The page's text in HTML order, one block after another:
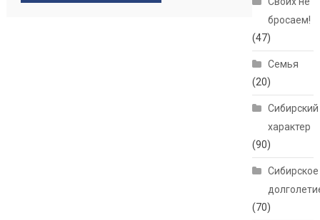
бросаем!
(47)
Семья
(20)
Сибирский
характер
(90)
Сибирское
(70)